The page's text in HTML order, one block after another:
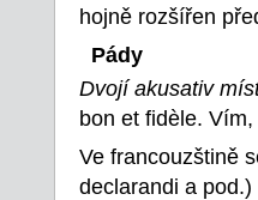
hojně rozšířen
Pády
Dvojí akusativ
bon et fidèle.
Ve francouzštině
declarandi a